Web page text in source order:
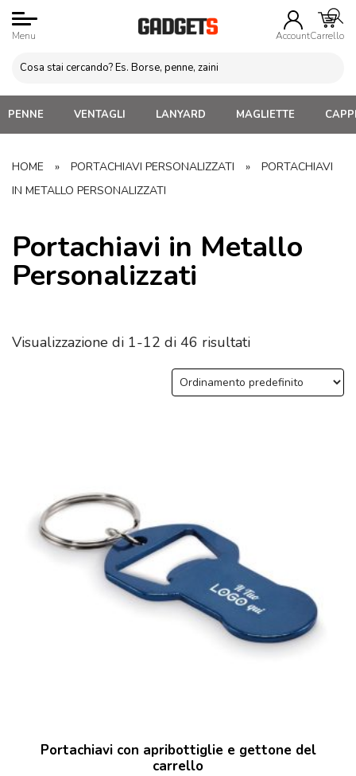
Menu AccountCarrello
PENNE VENTAGLI LANYARD MAGLIETTE
HOME » PORTACHIAVI PERSONALIZZATI »
PORTACHIAVI
IN METALLO PERSONALIZZATI
Portachiavi in Metallo
Personalizzati
Visualizzazione di 1-12 di 46 risultati
Portachiavi con apribottiglie e gettone del
carrello